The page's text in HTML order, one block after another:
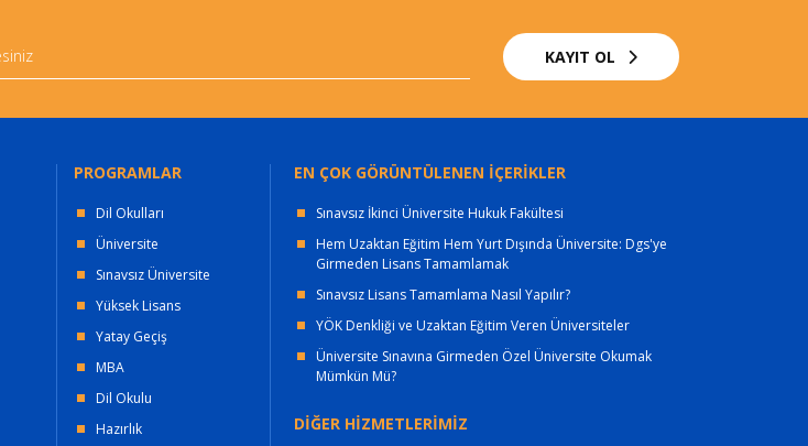
KAYIT OL
PROGRAMLAR
Dil Okulları
Üniversite
Sınavsız Üniversite
Yüksek Lisans
Yatay Geçiş
MBA
Dil Okulu
Hazırlık
EN ÇOK GÖRÜNTÜLENEN İÇERİKLER
Sınavsız İkinci Üniversite Hukuk Fakültesi
Hem Uzaktan Eğitim Hem Yurt Dışında Üniversite: Dgs'ye
Girmeden Lisans Tamamlamak
Sınavsız Lisans Tamamlama Nasıl Yapılır?
YÖK Denkliği ve Uzaktan Eğitim Veren Üniversiteler
Üniversite Sınavına Girmeden Özel Üniversite Okumak
Mümkün Mü?
DİĞER HİZMETLERİMİZ